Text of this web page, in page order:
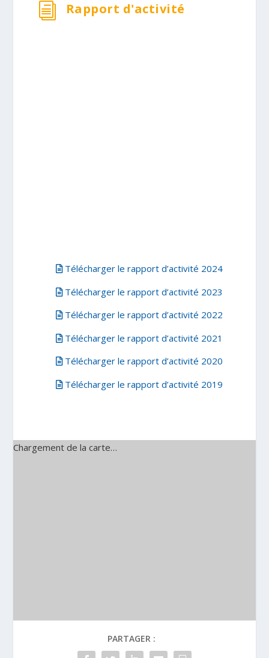
i Rapport d'activité
Télécharger le rapport d’activité 2024
Télécharger le rapport d’activité 2023
Télécharger le rapport d’activité 2022
Télécharger le rapport d’activité 2021
Télécharger le rapport d’activité 2020
Télécharger le rapport d’activité 2019
Chargement de la carte…
PARTAGER :